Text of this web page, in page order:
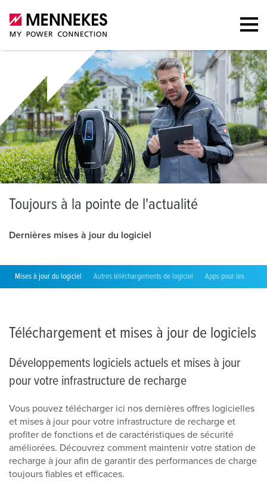
Toujours à la pointe de l'actualité
Dernières mises à jour du logiciel
Mises à jour du logiciel Autres téléchargements de logiciel Apps pour les
Téléchargement et mises à jour de logiciels
Développements logiciels actuels et mises à jour
pour votre infrastructure de recharge
Vous pouvez télécharger ici nos dernières offres logicielles
et mises à jour pour votre infrastructure de recharge et
profiter de fonctions et de caractéristiques de sécurité
améliorées. Découvrez comment maintenir votre station de
recharge à jour afin de garantir des performances de charge
toujours fiables et efficaces.